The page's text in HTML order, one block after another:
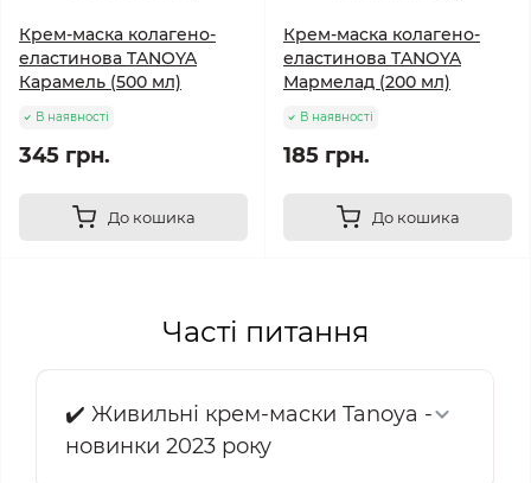
Крем-маска колагено-
еластинова TANOYA
Карамель (500 мл)
В наявності
345 грн.
До кошика
Крем-маска колагено-
еластинова TANOYA
Мармелад (200 мл)
В наявності
185 грн.
До кошика
Часті питання
✔️ Живильні крем-маски Tanoya -
новинки 2023 року